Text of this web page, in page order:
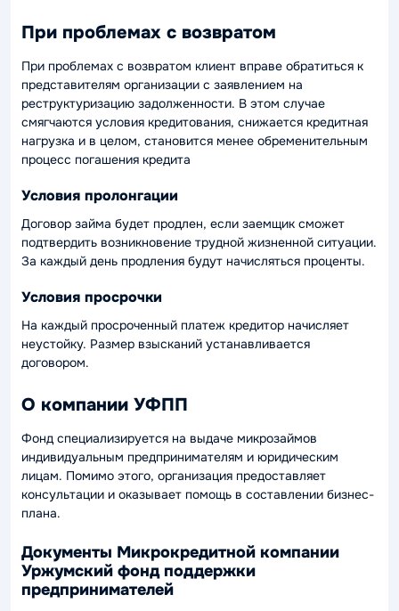
При проблемах с возвратом
При проблемах с возвратом клиент вправе обратиться к
представителям организации с заявлением на
реструктуризацию задолженности. В этом случае
смягчаются условия кредитования, снижается кредитная
нагрузка и в целом, становится менее обременительным
процесс погашения кредита
Условия пролонгации
Договор займа будет продлен, если заемщик сможет
подтвердить возникновение трудной жизненной ситуации.
За каждый день продления будут начисляться проценты.
Условия просрочки
На каждый просроченный платеж кредитор начисляет
неустойку. Размер взысканий устанавливается
договором.
О компании УФПП
Фонд специализируется на выдаче микрозаймов
индивидуальным предпринимателям и юридическим
лицам. Помимо этого, организация предоставляет
консультации и оказывает помощь в составлении бизнес-
плана.
Документы Микрокредитной компании
Уржумский фонд поддержки
предпринимателей